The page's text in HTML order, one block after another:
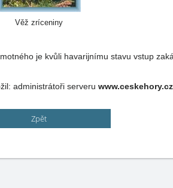
Věž zríceniny
je kvůli havarijnímu stavu vstup
administrátoři serveru www.ceskehory.cz
Zpět